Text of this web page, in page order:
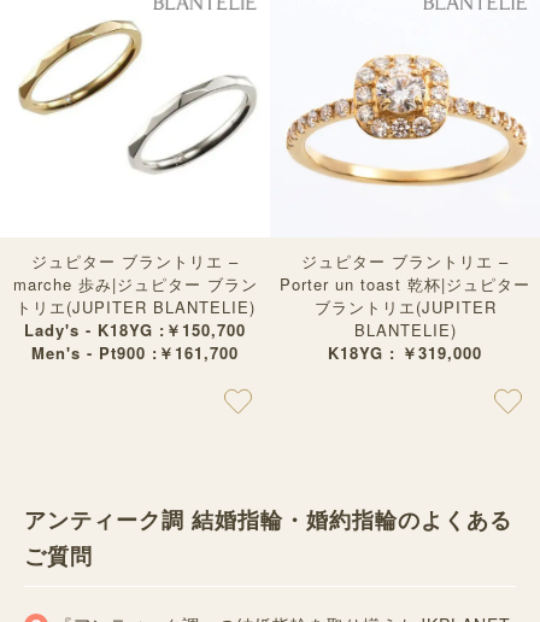
ジュピター ブラントリエ –
marche 歩み|ジュピター ブラン
トリエ(JUPITER BLANTELIE)
Lady's - K18YG :￥150,700
Men's - Pt900 :￥161,700
ジュピター ブラントリエ –
Porter un toast 乾杯|ジュピター
ブラントリエ(JUPITER
BLANTELIE)
K18YG : ￥319,000
アンティーク調 結婚指輪・婚約指輪のよくある
ご質問